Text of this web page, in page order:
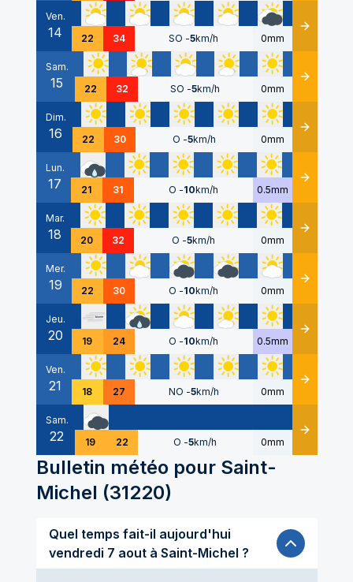
Ven.
14 22 34 SO -5km/h 0mm Détails
Sam.
15 22 32 SO -5km/h 0mm Détails
Dim.
16 22 30 O -5km/h 0mm Détails
Lun.
17 21 31 O -10km/h 0.5mm Détails
Mar.
18 20 32 O -5km/h 0mm Détails
Mer.
19 22 30 O -10km/h 0mm Détails
Jeu.
20 19 24 O -10km/h 0.5mm Détails
Ven.
21 18 27 NO -5km/h 0mm Détails
Sam.
22 19 22 O -5km/h 0mm Détails
Bulletin météo pour Saint-
Michel (31220)
Quel temps fait-il aujourd'hui
vendredi 7 aout à Saint-Michel ?